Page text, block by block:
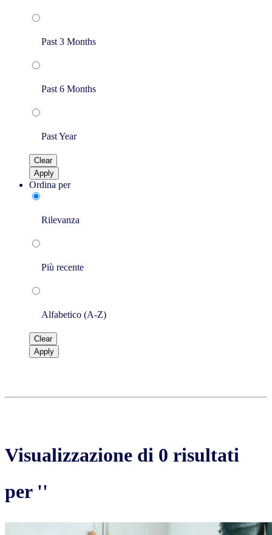
Past 3 Months
Past 6 Months
Past Year
Clear
Apply
Ordina per
Rilevanza
Più recente
Alfabetico (A-Z)
Clear
Apply
Visualizzazione di 0 risultati
per ''